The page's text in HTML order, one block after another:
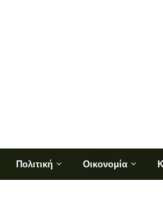
Πολιτική Οικονομία